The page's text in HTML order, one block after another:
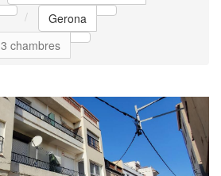
Gerona
3 chambres